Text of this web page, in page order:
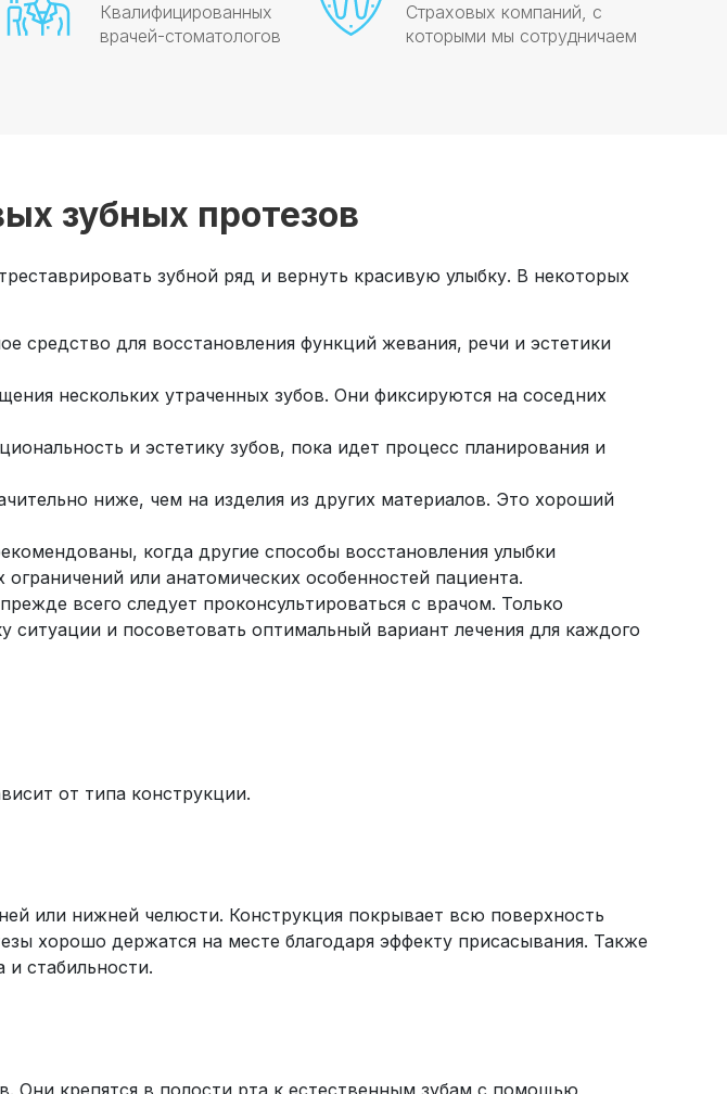
Квалифицированных
врачей-стоматологов
Страховых компаний, с
которыми мы сотрудничаем
зубных протезов
зубной ряд и вернуть красивую улыбку. В некоторых
средство для восстановления функций жевания, речи и эстетики
нескольких утраченных зубов. Они фиксируются на соседних
и эстетику зубов, пока идет процесс планирования и
ниже, чем на изделия из других материалов. Это хороший
когда другие способы восстановления улыбки
или анатомических особенностей пациента.
всего следует проконсультироваться с врачом. Только
и посоветовать оптимальный вариант лечения для каждого
от типа конструкции.
или нижней челюсти. Конструкция покрывает всю поверхность
хорошо держатся на месте благодаря эффекту присасывания. Также
стабильности.
Они крепятся в полости рта к естественным зубам с помощью